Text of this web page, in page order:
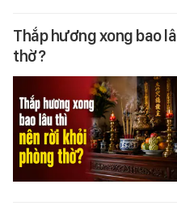
Thắp hương xong bao
thờ?